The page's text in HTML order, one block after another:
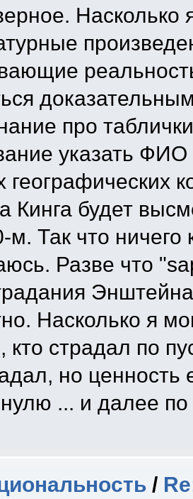
Насколько
про
указать ФИО
географических
Кинга будет
м. Так что
Разве что
Насколько я
кто страдал по
но ценность
... и далее по
/